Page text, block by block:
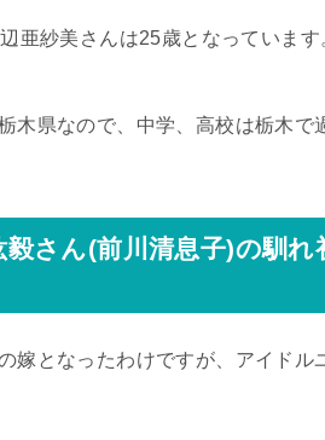
亜紗美さんは25歳となっています
木県なので、中学、高校は栃木で
さん(前川清息子)の馴れ
嫁となったわけですが、アイド